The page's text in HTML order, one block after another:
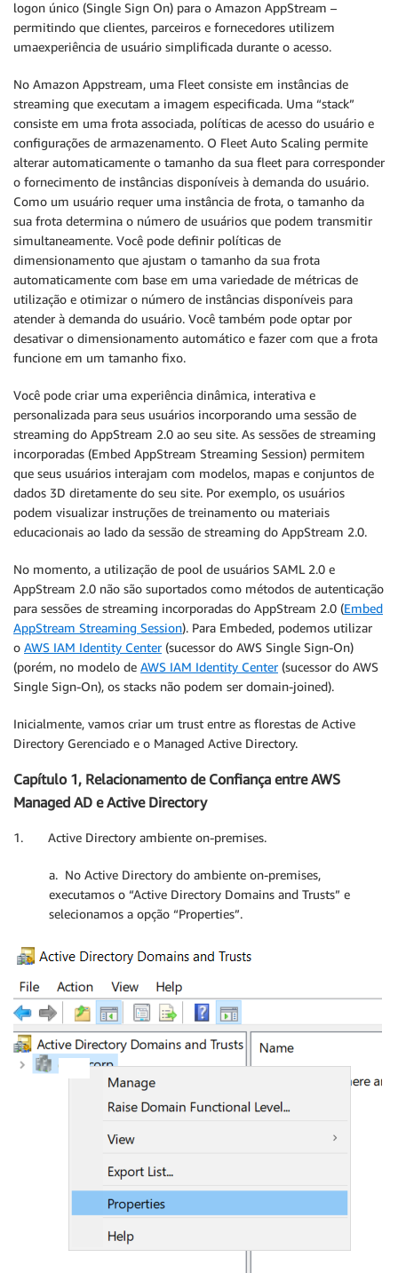
logon único (Single Sign On) para o Amazon AppStream –
permitindo que clientes, parceiros e fornecedores utilizem
umaexperiência de usuário simplificada durante o acesso.
No Amazon Appstream, uma Fleet consiste em instâncias de
streaming que executam a imagem especificada. Uma “stack”
consiste em uma frota associada, políticas de acesso do usuário e
configurações de armazenamento. O Fleet Auto Scaling permite
alterar automaticamente o tamanho da sua fleet para corresponder
o fornecimento de instâncias disponíveis à demanda do usuário.
Como um usuário requer uma instância de frota, o tamanho da
sua frota determina o número de usuários que podem transmitir
simultaneamente. Você pode definir políticas de
dimensionamento que ajustam o tamanho da sua frota
automaticamente com base em uma variedade de métricas de
utilização e otimizar o número de instâncias disponíveis para
atender à demanda do usuário. Você também pode optar por
desativar o dimensionamento automático e fazer com que a frota
funcione em um tamanho fixo.
Você pode criar uma experiência dinâmica, interativa e
personalizada para seus usuários incorporando uma sessão de
streaming do AppStream 2.0 ao seu site. As sessões de streaming
incorporadas (Embed AppStream Streaming Session) permitem
que seus usuários interajam com modelos, mapas e conjuntos de
dados 3D diretamente do seu site. Por exemplo, os usuários
podem visualizar instruções de treinamento ou materiais
educacionais ao lado da sessão de streaming do AppStream 2.0.
No momento, a utilização de pool de usuários SAML 2.0 e
AppStream 2.0 não são suportados como métodos de autenticação
para sessões de streaming incorporadas do AppStream 2.0 (Embed
AppStream Streaming Session). Para Embeded, podemos utilizar
o AWS IAM Identity Center(sucessor do AWS Single Sign-On)
(porém, no modelo de AWS IAM Identity Center(sucessor do AWS
Single Sign-On), os stacks não podem ser domain-joined).
Inicialmente, vamos criar um trust entre as florestas de Active
Directory Gerenciado e o Managed Active Directory.
Capítulo 1, Relacionamento de Confiança entre AWS
Managed AD e Active Directory
1. Active Directory ambiente on-premises.
a. No Active Directory do ambiente on-premises,
executamos o “Active Directory Domains and Trusts” e
selecionamos a opção “Properties”.